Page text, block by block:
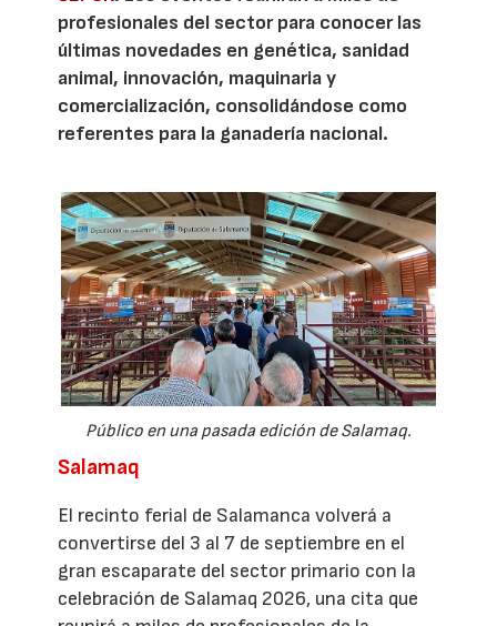
profesionales del sector para conocer las
últimas novedades en genética, sanidad
animal, innovación, maquinaria y
comercialización, consolidándose como
referentes para la ganadería nacional.
Público en una pasada edición de Salamaq.
Salamaq
El recinto ferial de Salamanca volverá a
convertirse del 3 al 7 de septiembre en el
gran escaparate del sector primario con la
celebración de Salamaq 2026, una cita que